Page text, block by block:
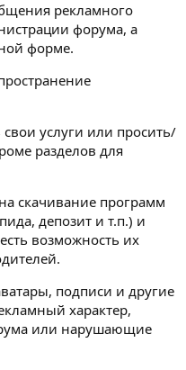
рекламного
форума, а
форме.
услуги или просить/
разделов для
скачивание программ
депозит и т.п.) и
возможность их
подписи и другие
характер,
или нарушающие